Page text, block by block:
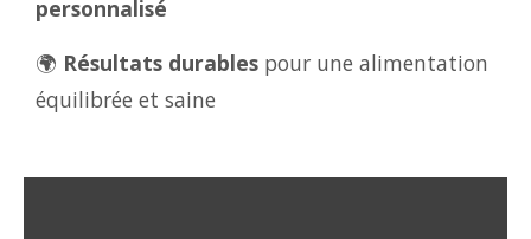
personnalisé
🌍 Résultats durables pour une alimentation
équilibrée et saine